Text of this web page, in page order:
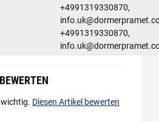
+4991319330870,
+4991319330870,
Diesen Artikel bewerten